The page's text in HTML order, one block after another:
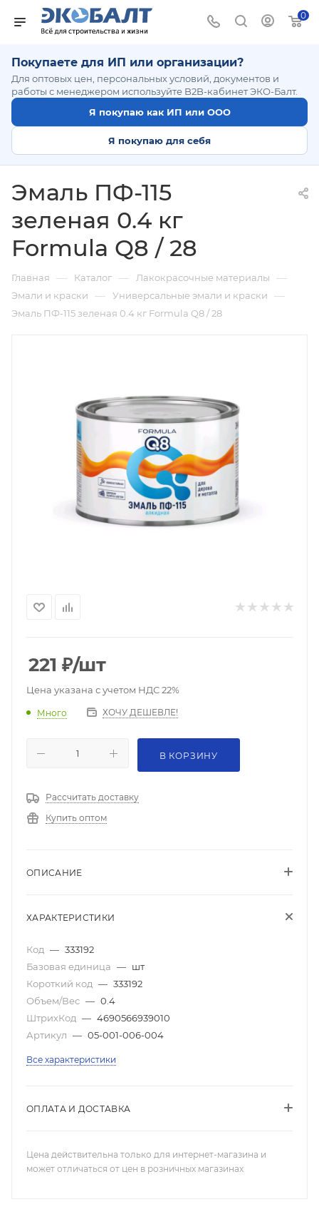
0
Покупаете для ИП или организации?
Для оптовых цен, персональных условий, документов и
работы с менеджером используйте B2B-кабинет ЭКО-Балт.
Я покупаю как ИП или ООО
Я покупаю для себя
Эмаль ПФ-115
зеленая 0.4 кг
Formula Q8 / 28
Главная — Каталог — Лакокрасочные материалы —
Эмали и краски — Универсальные эмали и краски —
Эмаль ПФ-115 зеленая 0.4 кг Formula Q8 / 28
221 ₽/шт
Цена указана с учетом НДС 22%
Много ХОЧУ ДЕШЕВЛЕ!
В КОРЗИНУ
Рассчитать доставку
Купить оптом
ОПИСАНИЕ
ХАРАКТЕРИСТИКИ
Код — 333192
Базовая единица — шт
Короткий код — 333192
Объем/Вес — 0.4
ШтрихКод — 4690566939010
Артикул — 05-001-006-004
Все характеристики
ОПЛАТА И ДОСТАВКА
Цена действительна только для интернет-магазина и
может отличаться от цен в розничных магазинах